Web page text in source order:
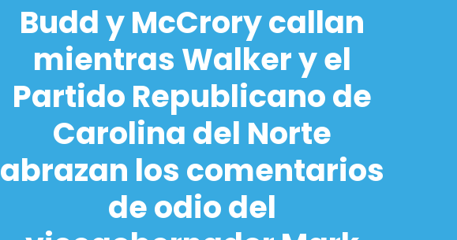
Budd y McCrory callan
mientras Walker y el
Partido Republicano de
Carolina del Norte
abrazan los comentarios
de odio del